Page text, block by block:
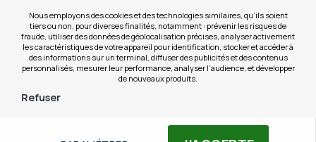
Nous employons des cookies et des technologies similaires, qu’ils soient
tiers ou non, pour diverses finalités, notamment : prévenir les risques de
fraude, utiliser des données de géolocalisation précises, analyser activement
les caractéristiques de votre appareil pour identification, stocker et accéder à
des informations sur un terminal, diffuser des publicités et des contenus
personnalisés, mesurer leur performance, analyser l’audience, et développer
de nouveaux produits.
Refuser
NOS SITES